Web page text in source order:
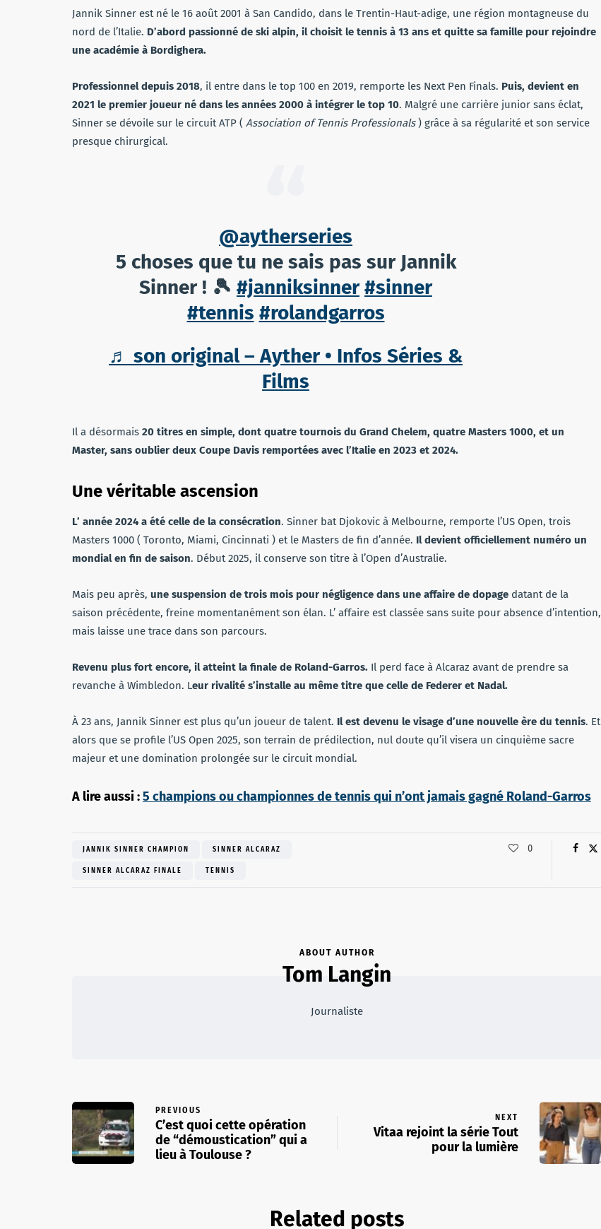
Jannik Sinner est né le 16 août 2001 à San Candido, dans le Trentin-Haut-adige, une région montagneuse du
nord de l’Italie. D’abord passionné de ski alpin, il choisit le tennis à 13 ans et quitte sa famille pour rejoindre
une académie à Bordighera.
Professionnel depuis 2018, il entre dans le top 100 en 2019, remporte les Next Pen Finals. Puis, devient en
2021 le premier joueur né dans les années 2000 à intégrer le top 10. Malgré une carrière junior sans éclat,
Sinner se dévoile sur le circuit ATP ( Association of Tennis Professionals) grâce à sa régularité et son service
presque chirurgical.
@aytherseries
5 choses que tu ne sais pas sur Jannik
Sinner ! 🎾 #janniksinner #sinner
#tennis #rolandgarros
♬ son original – Ayther • Infos Séries &
Films
Il a désormais 20 titres en simple, dont quatre tournois du Grand Chelem, quatre Masters 1000, et un
Master, sans oublier deux Coupe Davis remportées avec l’Italie en 2023 et 2024.
Une véritable ascension
L’ année 2024 a été celle de la consécration. Sinner bat Djokovic à Melbourne, remporte l’US Open, trois
Masters 1000 ( Toronto, Miami, Cincinnati ) et le Masters de fin d’année. Il devient officiellement numéro un
mondial en fin de saison. Début 2025, il conserve son titre à l’Open d’Australie.
Mais peu après, une suspension de trois mois pour négligence dans une affaire de dopage datant de la
saison précédente, freine momentanément son élan. L’ affaire est classée sans suite pour absence d’intention,
mais laisse une trace dans son parcours.
Revenu plus fort encore, il atteint la finale de Roland-Garros. Il perd face à Alcaraz avant de prendre sa
revanche à Wimbledon. Leur rivalité s’installe au même titre que celle de Federer et Nadal.
À 23 ans, Jannik Sinner est plus qu’un joueur de talent. Il est devenu le visage d’une nouvelle ère du tennis. Et
alors que se profile l’US Open 2025, son terrain de prédilection, nul doute qu’il visera un cinquième sacre
majeur et une domination prolongée sur le circuit mondial.
A lire aussi :5 champions ou championnes de tennis qui n’ont jamais gagné Roland-Garros
JANNIK SINNER CHAMPION SINNER ALCARAZ
SINNER ALCARAZ FINALE TENNIS
0
ABOUT AUTHOR
Tom Langin
Journaliste
PREVIOUS
C’est quoi cette opération
de “démoustication” qui a
lieu à Toulouse ?
NEXT
Vitaa rejoint la série Tout
pour la lumière
Related posts